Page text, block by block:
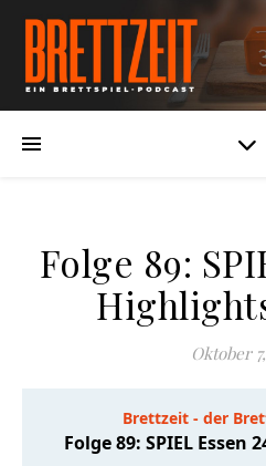
Folge 89:
Oktober